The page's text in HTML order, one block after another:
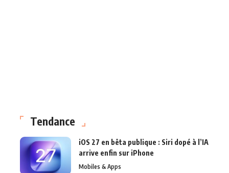
Tendance
iOS 27 en bêta publique : Siri dopé à l’IA
arrive enfin sur iPhone
Mobiles & Apps